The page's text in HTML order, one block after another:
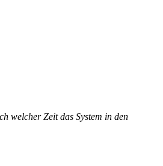
welcher Zeit das System in den